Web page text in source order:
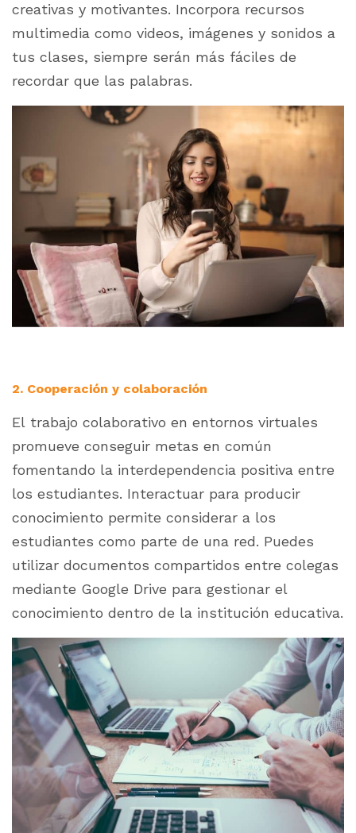
creativas y motivantes. Incorpora recursos
multimedia como videos, imágenes y sonidos a
tus clases, siempre serán más fáciles de
recordar que las palabras.
2. Cooperación y colaboración
El trabajo colaborativo en entornos virtuales
promueve conseguir metas en común
fomentando la interdependencia positiva entre
los estudiantes. Interactuar para producir
conocimiento permite considerar a los
estudiantes como parte de una red. Puedes
utilizar documentos compartidos entre colegas
mediante Google Drive para gestionar el
conocimiento dentro de la institución educativa.